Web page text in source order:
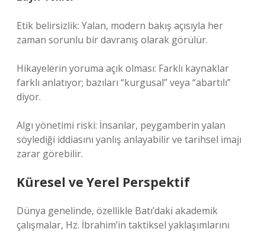
Etik belirsizlik: Yalan, modern bakış açısıyla her
zaman sorunlu bir davranış olarak görülür.
Hikayelerin yoruma açık olması: Farklı kaynaklar
farklı anlatıyor; bazıları “kurgusal” veya “abartılı”
diyor.
Algı yönetimi riski: İnsanlar, peygamberin yalan
söylediği iddiasını yanlış anlayabilir ve tarihsel imajı
zarar görebilir.
Küresel ve Yerel Perspektif
Dünya genelinde, özellikle Batı’daki akademik
çalışmalar, Hz. İbrahim’in taktiksel yaklaşımlarını